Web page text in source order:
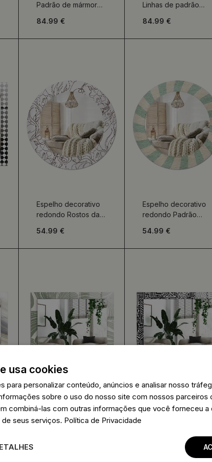
Padrão de mármore
84.99 €
Linhas de padrão
84.99 €
Espelho decorativo
redondo Rostos da
54.99 €
Espelho decorativo
redondo Padrão
54.99 €
Espelho decorado
Folhas de Monstera
Espelho com moldura
usa cookies
para personalizar conteúdo, anúncios e analisar nosso
sobre o uso do nosso site com nossos parceiros
combiná-las com outras informações que você forneceu a
seus serviços. Política de Privacidade